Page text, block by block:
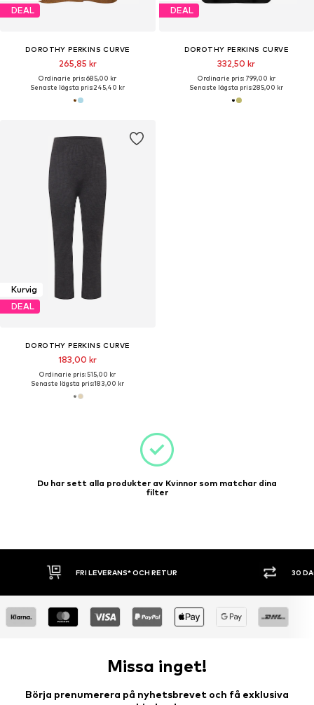
DEAL
DOROTHY PERKINS CURVE
265,85 kr
Ordinarie pris: 685,00 kr
Senaste lägsta pris:245,40 kr
DEAL
DOROTHY PERKINS CURVE
332,50 kr
Ordinarie pris: 799,00 kr
Senaste lägsta pris:285,00 kr
Kurvig
DEAL
DOROTHY PERKINS CURVE
183,00 kr
Ordinarie pris: 515,00 kr
Senaste lägsta pris:183,00 kr
Du har sett alla produkter av Kvinnor som matchar dina
filter
30 DAGARS ÖPPET KÖP SHOPPA NU.
Missa inget!
Börja prenumerera på nyhetsbrevet och få exklusiva